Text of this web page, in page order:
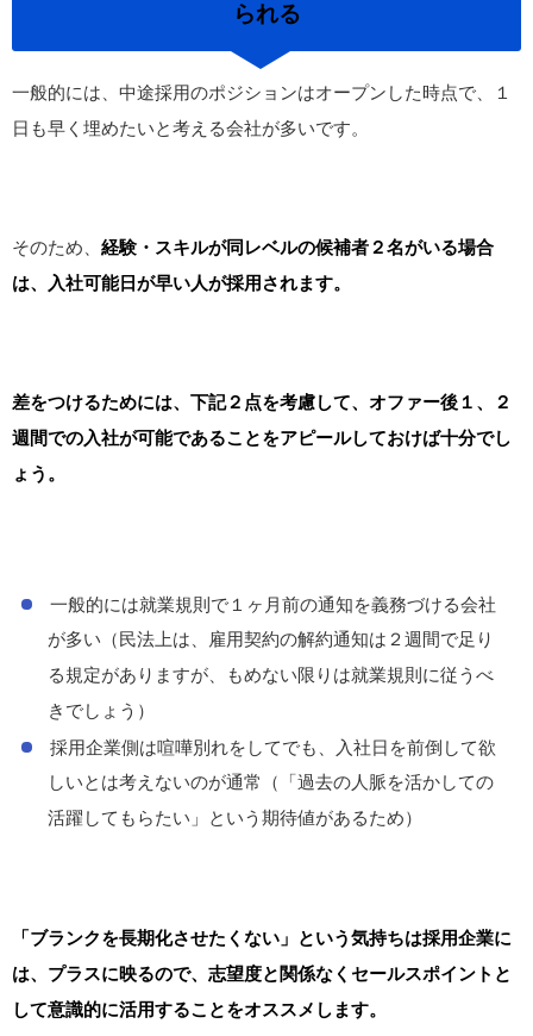
られる
一般的には、中途採用のポジションはオープンした時点で、１
日も早く埋めたいと考える会社が多いです。
そのため、 経験・スキルが同レベルの候補者２名がいる場合
は、入社可能日が早い人が採用されます。
差をつけるためには、下記２点を考慮して、オファー後１、２
週間での入社が可能であることをアピールしておけば十分でし
ょう。
一般的には就業規則で１ヶ月前の通知を義務づける会社
が多い（民法上は、雇用契約の解約通知は２週間で足り
る規定がありますが、もめない限りは就業規則に従うべ
きでしょう）
採用企業側は喧嘩別れをしてでも、入社日を前倒して欲
しいとは考えないのが通常（「過去の人脈を活かしての
活躍してもらたい」という期待値があるため）
「ブランクを長期化させたくない」という気持ちは採用企業に
は、プラスに映るので、志望度と関係なくセールスポイントと
して意識的に活用することをオススメします。